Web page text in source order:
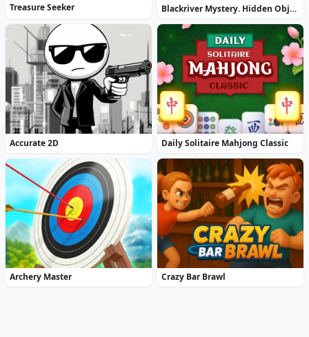
Treasure Seeker Blackriver Mystery. Hidden Objects
Accurate 2D Daily Solitaire Mahjong Classic
Archery Master Crazy Bar Brawl